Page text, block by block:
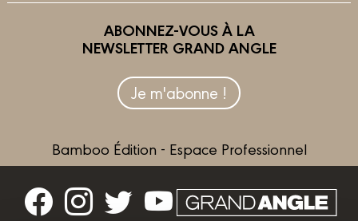
ABONNEZ-VOUS À LA
NEWSLETTER GRAND ANGLE
Je m'abonne !
Bamboo Édition - Espace Professionnel